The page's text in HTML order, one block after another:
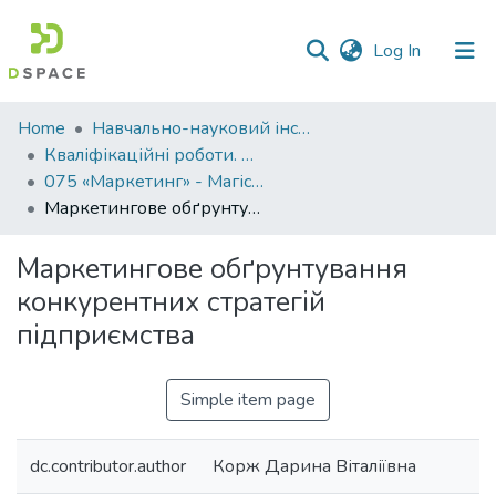
Log In (current)
Communities
&
Collections
All of DSpace
Statistics
Home
Навчально-науковий інститут економіки, управління, права та інформаційних технологій
Кваліфікаційні роботи. ННІ економіки, управління, права та ІТ
075 «Маркетинг» - Магістри 2023-2024
Маркетингове обґрунтування конкурентних стратегій підприємства
Маркетингове обґрунтування
конкурентних стратегій
підприємства
Simple item page
dc.contributor.author Корж Дарина Віталіївна